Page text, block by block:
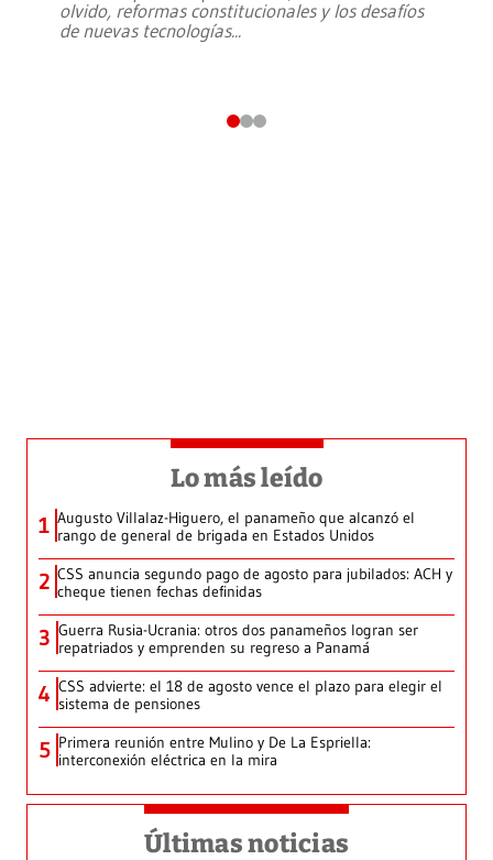
olvido, reformas constitucionales y los desafíos
de nuevas tecnologías...
Lo más leído
1 Augusto Villalaz-Higuero, el panameño que alcanzó el
rango de general de brigada en Estados Unidos
2 CSS anuncia segundo pago de agosto para jubilados: ACH y
cheque tienen fechas definidas
3 Guerra Rusia-Ucrania: otros dos panameños logran ser
repatriados y emprenden su regreso a Panamá
4 CSS advierte: el 18 de agosto vence el plazo para elegir el
sistema de pensiones
5 Primera reunión entre Mulino y De La Espriella:
interconexión eléctrica en la mira
Últimas noticias